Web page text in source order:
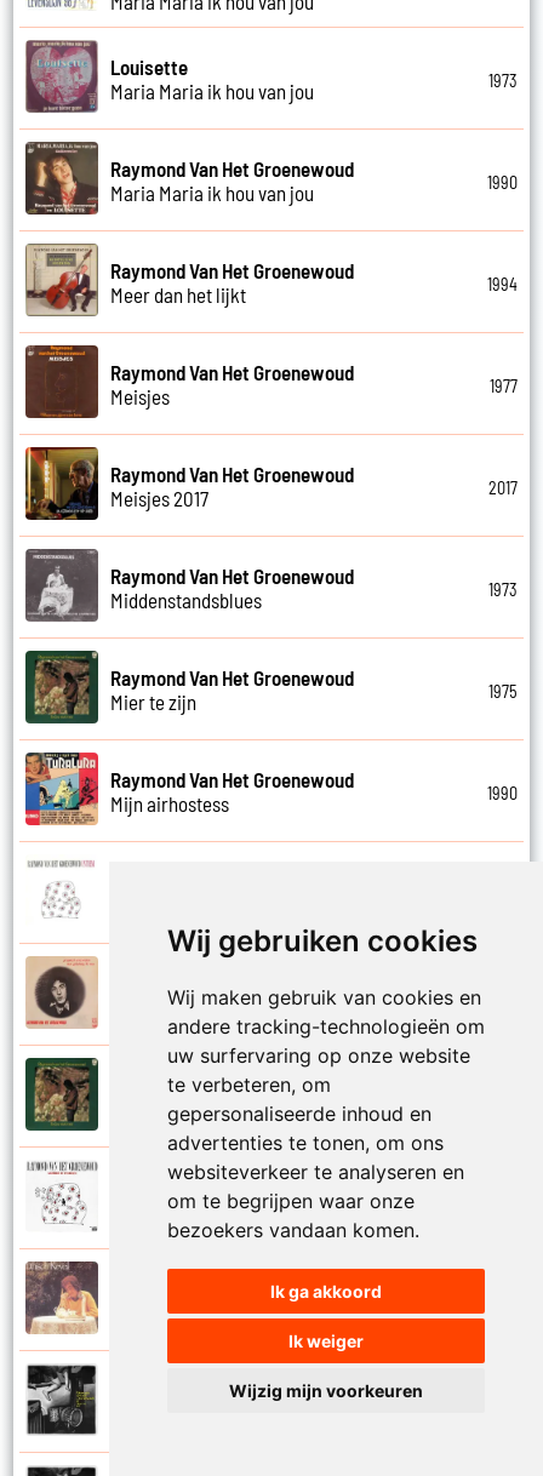
Wij gebruiken cookies
Wij maken gebruik van cookies en
andere tracking-technologieën om
uw surfervaring op onze website
te verbeteren, om
gepersonaliseerde inhoud en
advertenties te tonen, om ons
websiteverkeer te analyseren en
om te begrijpen waar onze
bezoekers vandaan komen.
Ik ga akkoord
Ik weiger
Wijzig mijn voorkeuren
Louisette
Maria Maria ik hou van jou
1973
Raymond Van Het Groenewoud
Maria Maria ik hou van jou
1990
Raymond Van Het Groenewoud
Meer dan het lijkt
1994
Raymond Van Het Groenewoud
Meisjes
1977
Raymond Van Het Groenewoud
Meisjes 2017
2017
Raymond Van Het Groenewoud
Middenstandsblues
1973
Raymond Van Het Groenewoud
Mier te zijn
1975
Raymond Van Het Groenewoud
Mijn airhostess
1990
Mijn lieve schatje
Raymond Van Het Groenewoud
Mijn schoolgaande jeugd
Raymond Van Het Groenewoud
Mijnheer de postbode
Raymond Van Het Groenewoud
Moeder
Raymond Van Het Groenewoud